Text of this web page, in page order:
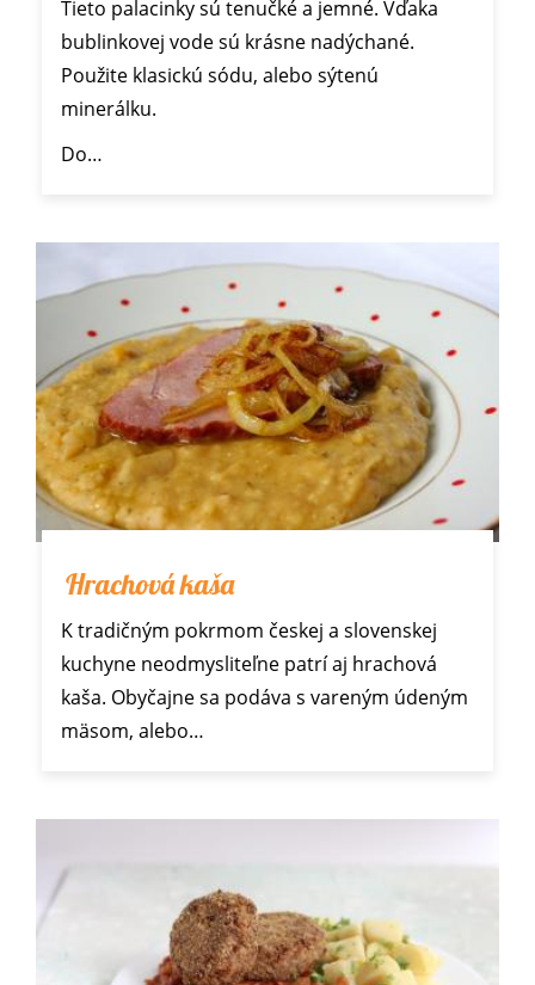
Tieto palacinky sú tenučké a jemné. Vďaka
bublinkovej vode sú krásne nadýchané.
Použite klasickú sódu, alebo sýtenú
minerálku.
Do…
Hrachová kaša
K tradičným pokrmom českej a slovenskej
kuchyne neodmysliteľne patrí aj hrachová
kaša. Obyčajne sa podáva s vareným údeným
mäsom, alebo…